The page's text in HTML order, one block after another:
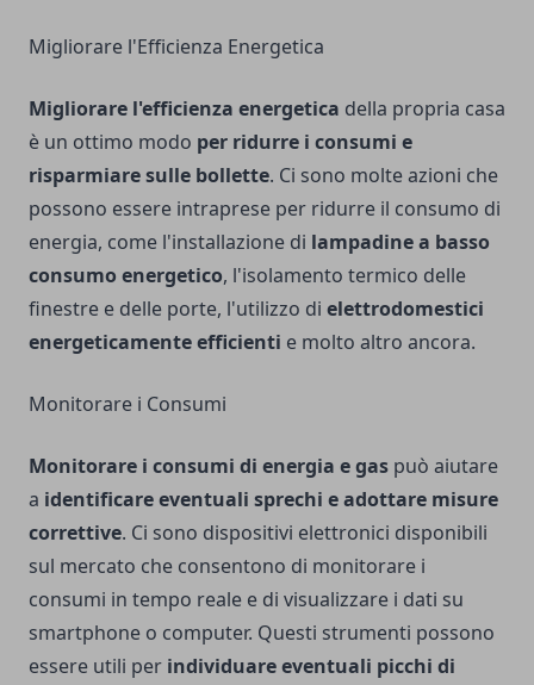
Migliorare l'Efficienza Energetica
Migliorare l'efficienza energetica della propria casa
è un ottimo modo per ridurre i consumi e
risparmiare sulle bollette. Ci sono molte azioni che
possono essere intraprese per ridurre il consumo di
energia, come l'installazione di lampadine a basso
consumo energetico, l'isolamento termico delle
finestre e delle porte, l'utilizzo di elettrodomestici
energeticamente efficienti e molto altro ancora.
Monitorare i Consumi
Monitorare i consumi di energia e gas può aiutare
a identificare eventuali sprechi e adottare misure
correttive. Ci sono dispositivi elettronici disponibili
sul mercato che consentono di monitorare i
consumi in tempo reale e di visualizzare i dati su
smartphone o computer. Questi strumenti possono
essere utili per individuare eventuali picchi di